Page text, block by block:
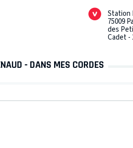
Station
75009
des
Cadet -
- DANS MES CORDES